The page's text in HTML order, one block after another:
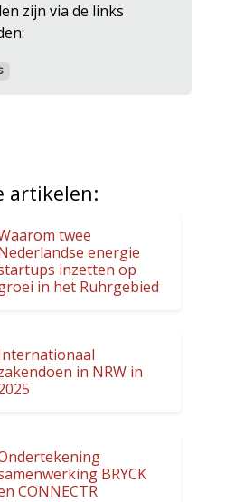
zijn via de links
artikelen:
twee
energie
inzetten op
in het Ruhrgebied
in NRW in
BRYCK
CONNECTR